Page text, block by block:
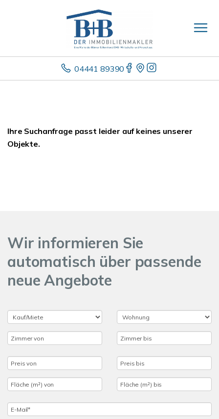
04441 89390
Ihre Suchanfrage passt leider auf keines unserer
Objekte.
Wir informieren Sie
automatisch über passende
neue Angebote